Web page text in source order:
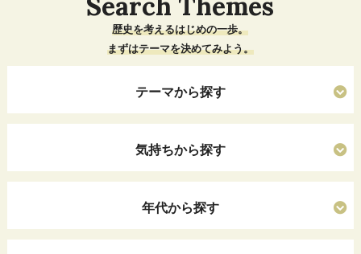
歴史を考えるはじめの一歩。
まずはテーマを決めてみよう。
テーマから探す
気持ちから探す
年代から探す